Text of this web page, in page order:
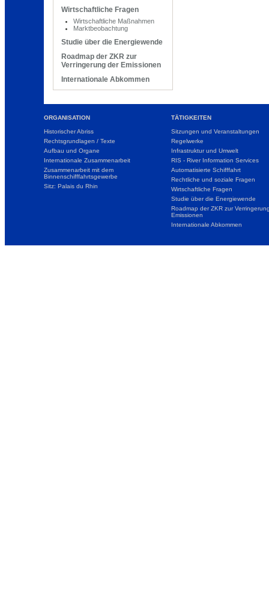
Wirtschaftliche Fragen
Wirtschaftliche Maßnahmen
Marktbeobachtung
Studie über die Energiewende
Roadmap der ZKR zur
Verringerung der Emissionen
Internationale Abkommen
ORGANISATION
Historischer Abriss
Rechtsgrundlagen / Texte
Aufbau und Organe
Internationale Zusammenarbeit
Zusammenarbeit mit dem
Binnenschifffahrtsgewerbe
Sitz: Palais du Rhin
TÄTIGKEITEN
Sitzungen und Veranstaltungen
Regelwerke
Infrastruktur und Umwelt
RIS - River Information Services
Automatisierte Schifffahrt
Rechtliche und soziale Fragen
Wirtschaftliche Fragen
Studie über die Energiewende
Roadmap der ZKR zur
Emissionen
Internationale Abkommen